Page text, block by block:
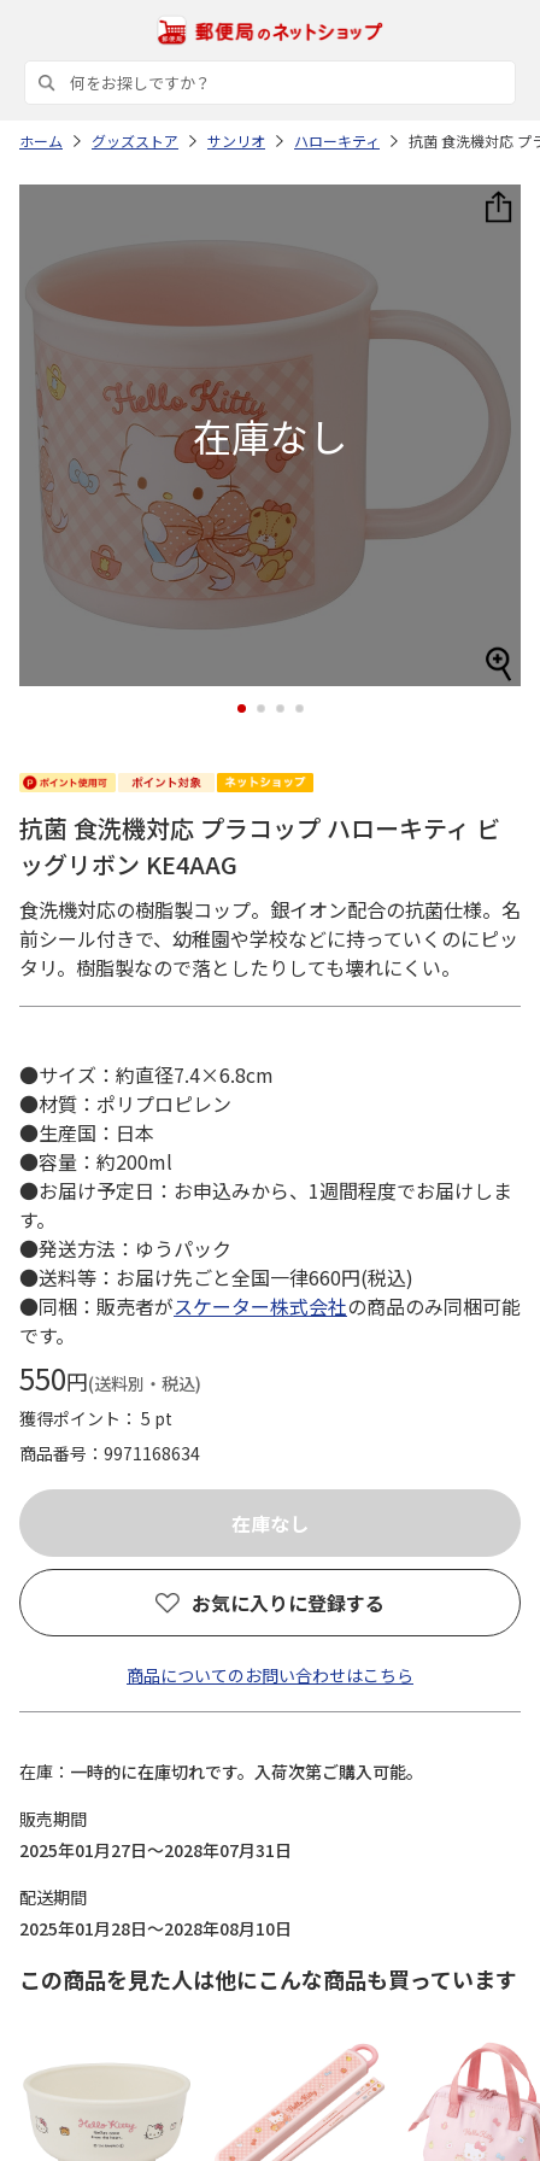
ホーム グッズストア サンリオ ハローキティ 抗菌 食洗機対応 プ
1 2 3 4
抗菌 食洗機対応 プラコップ ハローキティ ビ
ッグリボン KE4AAG
食洗機対応の樹脂製コップ。銀イオン配合の抗菌仕様。名
前シール付きで、幼稚園や学校などに持っていくのにピッ
タリ。樹脂製なので落としたりしても壊れにくい。
●サイズ：約直径7.4×6.8cm
●材質：ポリプロピレン
●生産国：日本
●容量：約200ml
●お届け予定日：お申込みから、1週間程度でお届けしま
す。
●発送方法：ゆうパック
●送料等：お届け先ごと全国一律660円(税込)
●同梱：販売者がスケーター株式会社の商品のみ同梱可能
です。
550円(送料別・税込)
獲得ポイント： 5 pt
商品番号
9971168634
お気に入りに登録する
商品についてのお問い合わせはこちら
在庫
一時的に在庫切れです。入荷次第ご購入可能。
販売期間
2025年01月27日～2028年07月31日
配送期間
2025年01月28日～2028年08月10日
この商品を見た人は他にこんな商品も買っています